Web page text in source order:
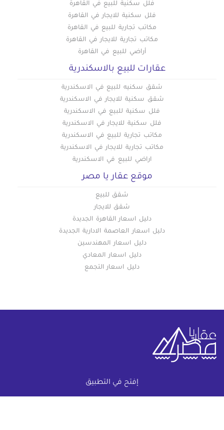
إفتح في التطبيق
فلل سكنية للبيع في القاهرة
فلل سكنية للايجار في القاهرة
مكاتب تجارية للبيع في القاهرة
مكاتب تجارية للايجار في القاهرة
أراضي للبيع في القاهرة
عقارات للبيع بالاسكندرية
شقق سكنيه للبيع في الاسكندرية
شقق سكنية للايجار في الاسكندرية
فلل سكنية للبيع في الاسكندرية
فلل سكنية للايجار في الاسكندرية
مكاتب تجارية للبيع في الاسكندرية
مكاتب تجارية للايجار في الاسكندرية
اراضي للبيع في الاسكندرية
موقع عقار يا مصر
شقق للبيع
شقق للايجار
دليل اسعار القاهرة الجديدة
دليل اسعار العاصمة الادارية الجديدة
دليل اسعار المهندسين
دليل اسعار المعادي
دليل اسعار التجمع